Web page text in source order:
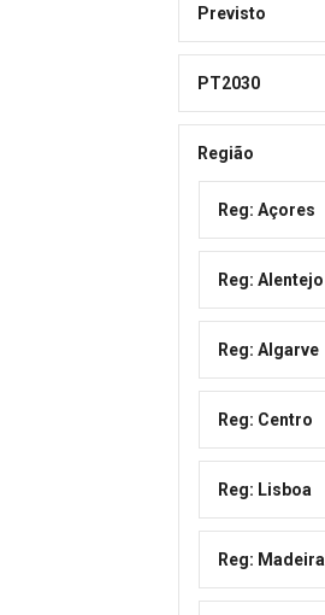
Previsto
PT2030
Região
Reg: Açores
Reg: Alentejo
Reg: Algarve
Reg: Centro
Reg: Lisboa
Reg: Madeira